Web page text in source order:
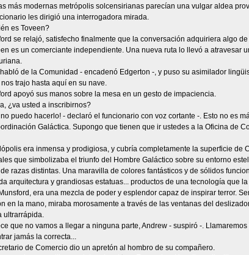
más modernas metrópolis solcensirianas parecían una vulgar aldea
les dirigió una interrogadora mirada.
es Toveen?
se relajó, satisfecho finalmente que la conversación adquiriera algo
es un comerciante independiente. Una nueva ruta lo llevó a atravesar
de la Comunidad - encadenó Edgerton -, y puso su asimilador
trajo hasta aquí en su nave.
apoyó sus manos sobre la mesa en un gesto de impaciencia.
¿va usted a inscribirnos?
no puedo hacerlo! - declaró el funcionario con voz cortante -. Esto no es
Galáctica. Supongo que tienen que ir ustedes a la Oficina de
era inmensa y prodigiosa, y cubría completamente la superficie de
que simbolizaba el triunfo del Hombre Galáctico sobre su entorno
razas distintas. Una maravilla de colores fantásticos y de sólidos
arquitectura y grandiosas estatuas... productos de una tecnología que
era una mezcla de poder y esplendor capaz de inspirar terror.
en la mano, miraba morosamente a través de las ventanas del
ultrarrápida.
que no vamos a llegar a ninguna parte, Andrew - suspiró -.
jamás la correcta...
de Comercio dio un apretón al hombro de su compañero.